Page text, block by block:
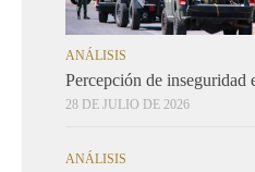
ANÁLISIS
Percepción de inseguridad
28 DE JULIO DE 2026
ANÁLISIS